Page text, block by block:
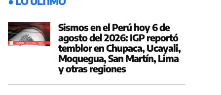
Sismos en el Perú hoy 6 de
agosto del 2026: IGP reportó
temblor en Chupaca, Ucayali,
Moquegua, San Martín, Lima
y otras regiones